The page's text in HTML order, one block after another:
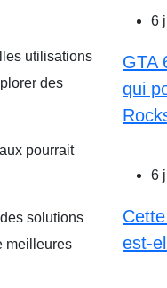
utilisations
des
pourrait
solutions
meilleures
6
GTA
qui
6
est-